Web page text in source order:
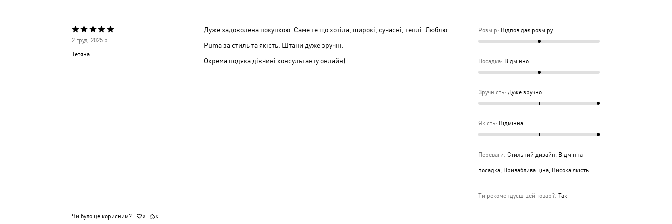
і
Оцінено
2 груд. 2025 р.
Тетяна
Дуже задоволена покупкою. Саме те що хотіла, широкі, сучасні, теплі. Люблю
Puma за стиль та якість. Штани дуже зручні.
Окрема подяка дівчині консультанту онлайн)
Розмір: Відповідає розміру
Посадка: Відмінно
Зручність: Дуже зручно
Якість: Відмінна
Переваги: Стильний дизайн, Відмінна
посадка, Приваблива ціна, Висока якість
Ти рекомендуєш цей товар?: Так
Чи було це корисним? 0 0